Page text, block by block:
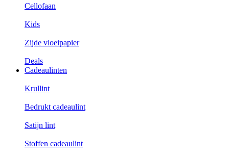
Cellofaan
Kids
Zijde vloeipapier
Deals
Cadeaulinten
Krullint
Bedrukt cadeaulint
Satijn lint
Stoffen cadeaulint